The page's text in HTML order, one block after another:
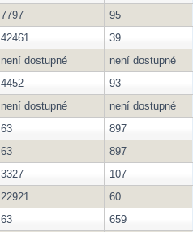
7797
95
42461
39
není dostupné
není dostupné
4452
93
není dostupné
není dostupné
63
897
63
897
3327
107
22921
60
63
659